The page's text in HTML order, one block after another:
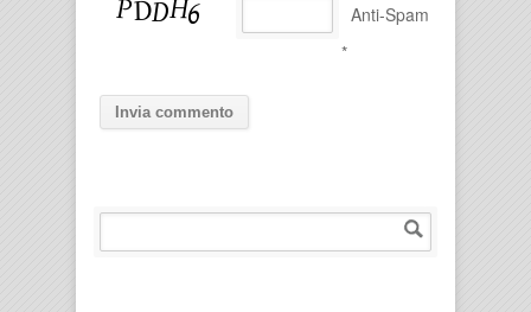
Anti-Spam
*